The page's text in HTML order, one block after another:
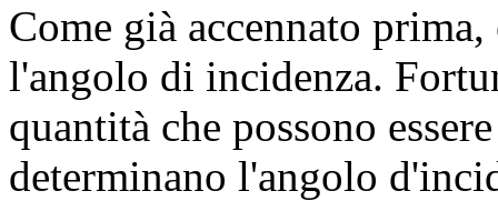
Come già accennato
l'angolo di incidenza.
quantità che possono
determinano l'angolo